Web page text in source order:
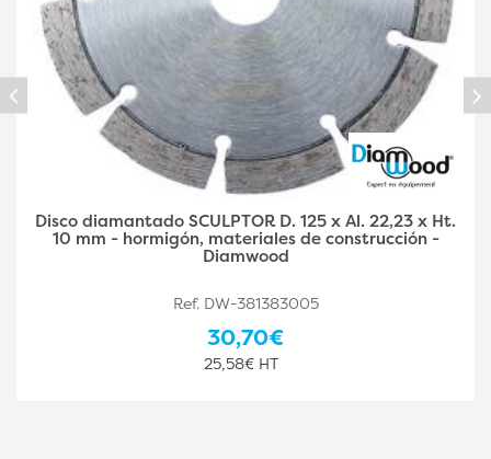
Disco diamantado SCULPTOR D. 230 x Al. 22,23 x
Ht. 10 mm - hormigón, materiales de construcción -
Diamwood
Ref. DW-381383006
58,20€
48,50€ HT